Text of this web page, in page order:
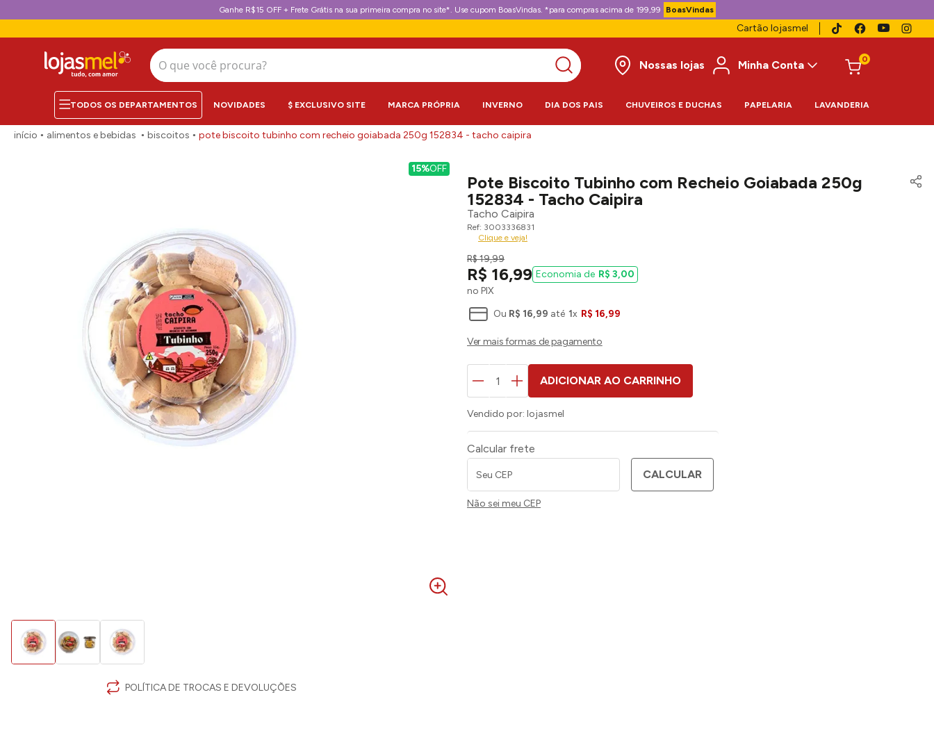
Ganhe R$15 OFF + Frete Grátis na sua primeira compra no site*. Use cupom BoasVindas. *para compras acima de 199,99 BoasVindas
Cartão lojasmel
O que você procura?
Nossas lojas
Minha Conta 0
NOVIDADES $ EXCLUSIVO SITE MARCA PRÓPRIA INVERNO DIA DOS PAIS CHUVEIROS E DUCHAS PAPELARIA LAVANDERIA
alimentos e bebidas biscoitos pote biscoito tubinho com recheio goiabada 250g 152834 - tacho caipira
15%OFF
POLÍTICA DE TROCAS E DEVOLUÇÕES
Pote Biscoito Tubinho com Recheio Goiabada 250g
152834 - Tacho Caipira
Tacho Caipira
3003336831
Clique e veja!
R$19,99
R$ 16,99
no PIX
R$ 3,00
Ou R$ 16,99 até 1x R$ 16,99
ADICIONAR AO CARRINHO
Vendido por: lojasmel
Calcular frete
CALCULAR
Não sei meu CEP